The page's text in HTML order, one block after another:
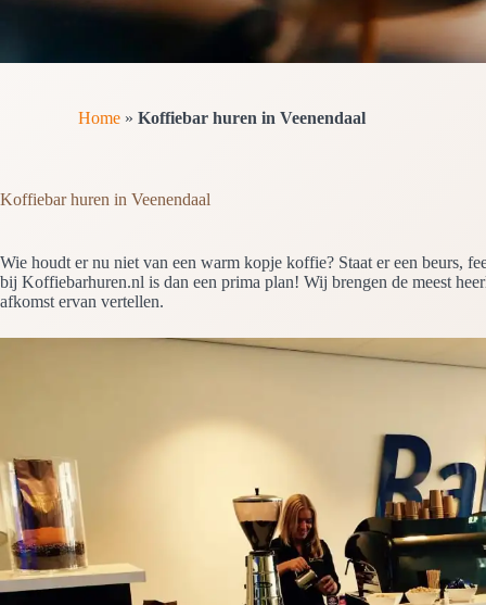
Home» Koffiebar huren in Veenendaal
Koffiebar huren in Veenendaal
Wie houdt er nu niet van een warm kopje koffie? Staat er een beurs,
bij Koffiebarhuren.nl is dan een prima plan! Wij brengen de meest
afkomst ervan vertellen.